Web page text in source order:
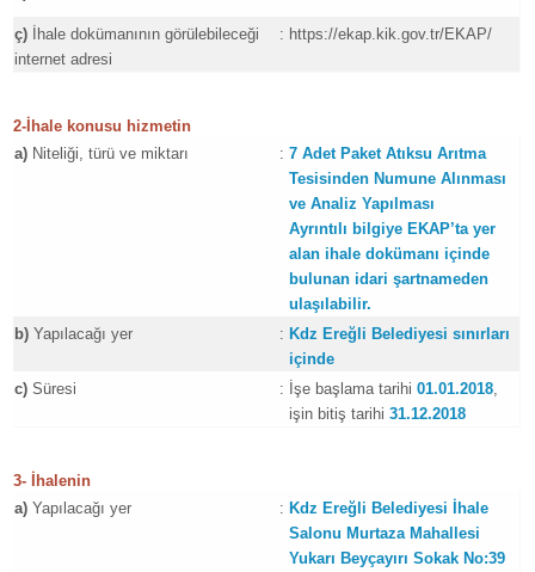
ç) İhale dokümanının görülebileceği
internet adresi
: https://ekap.kik.gov.tr/EKAP/
2-İhale konusu hizmetin
a) Niteliği, türü ve miktarı : 7 Adet Paket Atıksu Arıtma
Tesisinden Numune Alınması
ve Analiz Yapılması
Ayrıntılı bilgiye EKAP’ta yer
alan ihale dokümanı içinde
bulunan idari şartnameden
ulaşılabilir.
b) Yapılacağı yer : Kdz Ereğli Belediyesi sınırları
içinde
c) Süresi : İşe başlama tarihi01.01.2018
işin bitiş tarihi31.12.2018
3- İhalenin
a) Yapılacağı yer : Kdz Ereğli Belediyesi İhale
Salonu Murtaza Mahallesi
Yukarı Beyçayırı Sokak No:39